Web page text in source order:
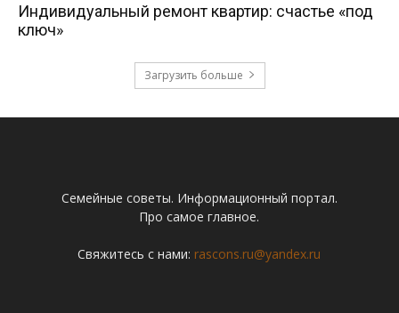
Индивидуальный ремонт квартир: счастье «под
ключ»
Загрузить больше
Семейные советы. Информационный портал.
Про самое главное.
Свяжитесь с нами: rascons.ru@yandex.ru